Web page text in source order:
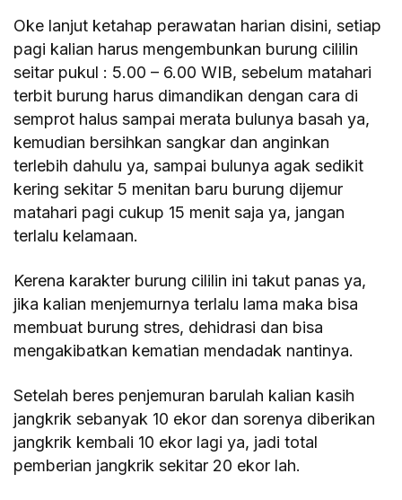
Oke lanjut ketahap perawatan harian disini, setiap
pagi kalian harus mengembunkan burung cililin
seitar pukul : 5.00 – 6.00 WIB, sebelum matahari
terbit burung harus dimandikan dengan cara di
semprot halus sampai merata bulunya basah ya,
kemudian bersihkan sangkar dan anginkan
terlebih dahulu ya, sampai bulunya agak sedikit
kering sekitar 5 menitan baru burung dijemur
matahari pagi cukup 15 menit saja ya, jangan
terlalu kelamaan.
Kerena karakter burung cililin ini takut panas ya,
jika kalian menjemurnya terlalu lama maka bisa
membuat burung stres, dehidrasi dan bisa
mengakibatkan kematian mendadak nantinya.
Setelah beres penjemuran barulah kalian kasih
jangkrik sebanyak 10 ekor dan sorenya diberikan
jangkrik kembali 10 ekor lagi ya, jadi total
pemberian jangkrik sekitar 20 ekor lah.